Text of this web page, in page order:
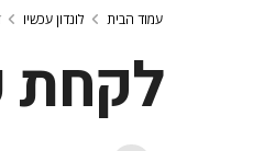
עמוד הבית לונדון עכשיו
לקחת